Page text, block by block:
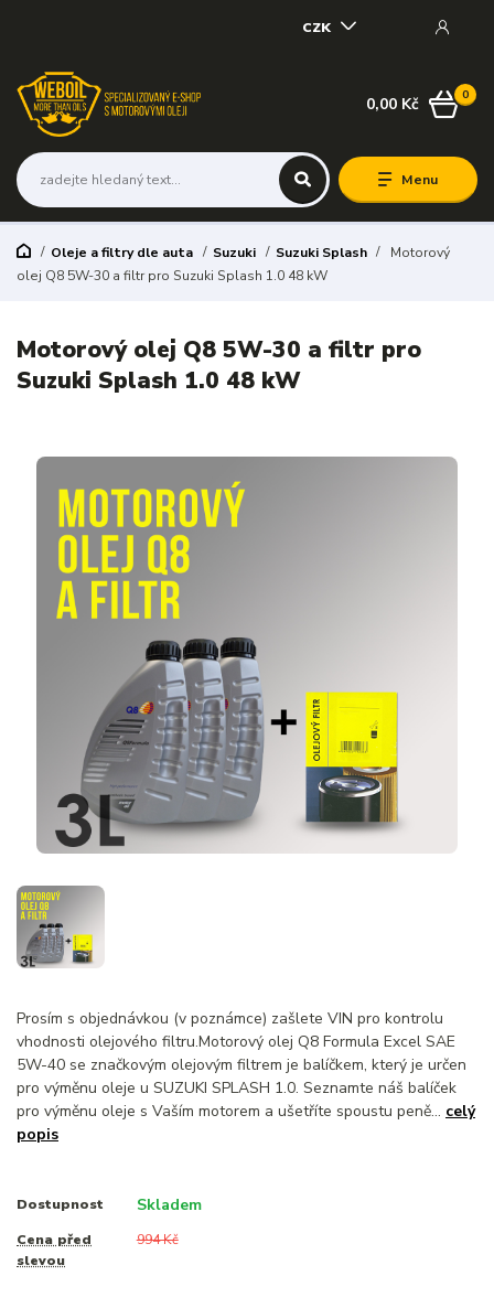
Menu
CZK
0
0,00 Kč
Oleje a filtry dle auta Suzuki Suzuki Splash
Motorový
olej Q8 5W-30 a filtr pro Suzuki Splash 1.0 48 kW
Motorový olej Q8 5W-30 a filtr pro
Suzuki Splash 1.0 48 kW
Prosím s objednávkou (v poznámce) zašlete VIN pro kontrolu
vhodnosti olejového filtru.Motorový olej Q8 Formula Excel SAE
5W-40 se značkovým olejovým filtrem je balíčkem, který je určen
pro výměnu oleje u SUZUKI SPLASH 1.0. Seznamte náš balíček
pro výměnu oleje s Vaším motorem a ušetříte spoustu peně... celý
popis
Dostupnost Skladem
Cena před
slevou
994 Kč